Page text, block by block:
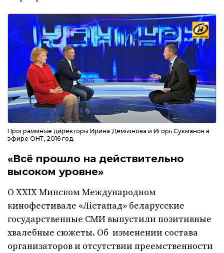
Программные директоры Ирина Демьянова и Игорь Сукманов в
эфире ОНТ, 2016 год.
«Всё прошло на действительно
высоком уровне»
О ХХІХ Минском Международном
кинофестивале «Лістапад» беларусские
государственные СМИ выпустили позитивные
хвалебные сюжеты. Об изменении состава
организаторов и отсутствии преемственности